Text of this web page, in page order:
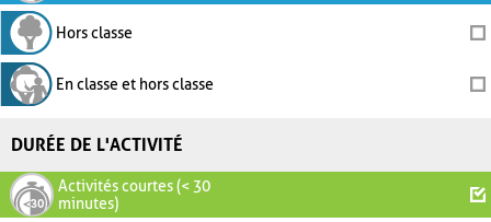
Hors classe
En classe et hors classe
DURÉE DE L'ACTIVITÉ
Activités courtes (< 30
minutes)